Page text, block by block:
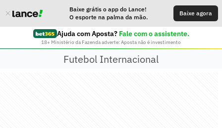
Baixe grátis o app do Lance!
O esporte na palma da mão.
Baixe agora
Ajuda com Aposta? Fale com o assistente.
18+ Ministério da Fazenda adverte: Aposta não é investimento
Futebol Internacional